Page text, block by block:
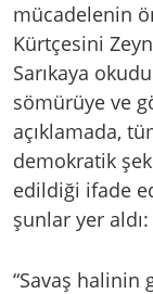
mücadelenin
Kürtçesini
Sarıkaya
sömürüye ve
açıklamada,
demokratik
edildiği ifade
şunlar yer aldı:
“Savaş halinin